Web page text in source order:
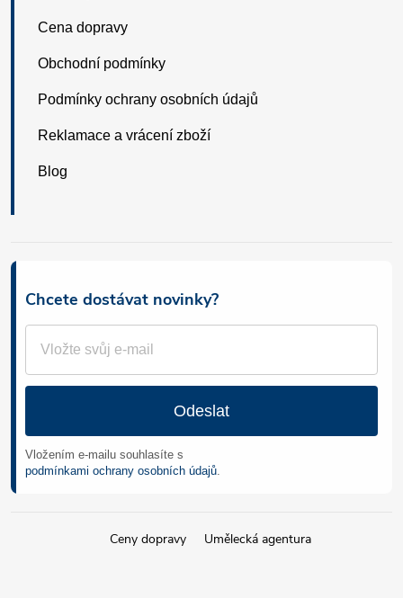
Cena dopravy
Obchodní podmínky
Podmínky ochrany osobních údajů
Reklamace a vrácení zboží
Blog
Chcete dostávat novinky?
Odeslat
Vložením e-mailu souhlasíte s
podmínkami ochrany osobních údajů
Ceny dopravy Umělecká agentura